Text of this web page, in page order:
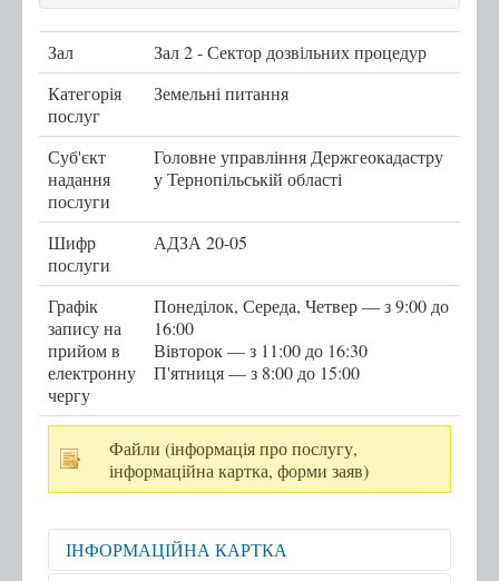
с. Кобзарівка
с. Городище
Послуги
Послуги передбачені для захисників та
захисниць
Тернопільська міська рада
Міністерство у справах ветеранів України
е-Ветеран
Послуги за категоріями
Послуги за суб'єктами надання
Перелік всіх послуг
Державні послуги онлайн
Запис на прийом
Черга
Зал
Зал 2 - Сектор дозвільних процедур
Категорія
послуг
Земельні питання
Суб'єкт
надання
послуги
Головне управління Держгеокадастру
у Тернопільській області
Шифр
послуги
АДЗА 20-05
Графік
запису на
прийом в
електронну
чергу
Понеділок, Середа, Четвер — з 9:00 до
16:00
Вівторок — з 11:00 до 16:30
П'ятниця — з 8:00 до 15:00
Файли (інформація про послугу,
інформаційна картка, форми заяв)
ІНФОРМАЦІЙНА КАРТКА